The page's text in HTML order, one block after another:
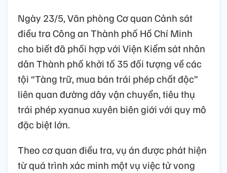
Ngày 23/5, Văn phòng Cơ quan Cảnh sát
điều tra Công an Thành phố Hồ Chí Minh
cho biết đã phối hợp với Viện Kiểm sát nhân
dân Thành phố khởi tố 35 đối tượng về các
tội “Tàng trữ, mua bán trái phép chất độc”
liên quan đường dây vận chuyển, tiêu thụ
trái phép xyanua xuyên biên giới với quy mô
đặc biệt lớn.
Theo cơ quan điều tra, vụ án được phát hiện
từ quá trình xác minh một vụ việc tử vong